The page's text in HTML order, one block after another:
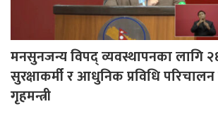
मनसुनजन्य विपद् व्यवस्थापनका लागि
सुरक्षाकर्मी र आधुनिक प्रविधि
गृहमन्त्री